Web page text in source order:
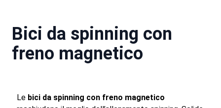
Bici da spinning con
freno magnetico
Le bici da spinning con freno magnetico